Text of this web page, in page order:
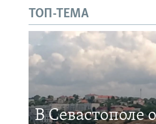
ТОП-ТЕМА
В Севастополе